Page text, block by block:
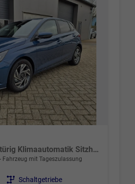
1.0 T-GDI 90PS Trend 5-türig Klimaautomatik Sitzheizung Lenkradheizung Rückf.Kamera PDC Apple CarPlay Android Auto Tempomat Touchscreen 16"LM
Fahrzeug mit Tageszulassung
Getriebe Schaltgetriebe